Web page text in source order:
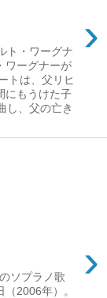
›
ト・ワーグナ
ワーグナーが
トは、父リヒ
にもうけた子
し、父の亡き
›
ソプラノ歌
2006年）。